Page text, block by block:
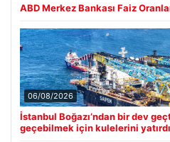
ABD Merkez Bankası Faiz
06/08/2026
İstanbul Boğazı’ndan bir dev
geçebilmek için kulelerini yatırdı